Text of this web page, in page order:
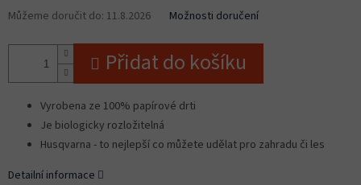
Můžeme doručit do: 11.8.2026 Možnosti doručení
Přidat do košíku
Vyrobena ze 100% papírové drti
Je biologicky rozložitelná
Husqvarna - to nejlepší co můžete udělat pro zahradu či les
Detailní informace